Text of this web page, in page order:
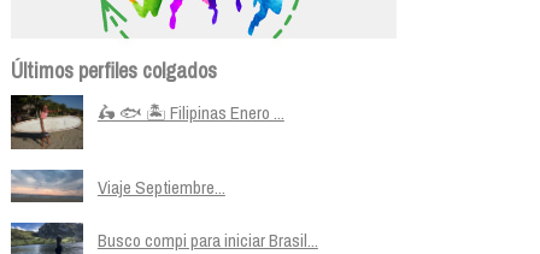
Últimos perfiles colgados
🛵 🐟 🏝️ Filipinas Enero ...
Viaje Septiembre...
Busco compi para iniciar Brasil...